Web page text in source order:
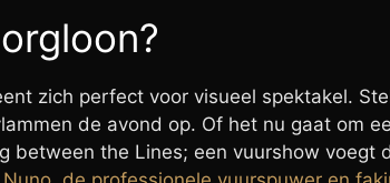
zich perfect voor visueel spektakel.
de avond op. Of het nu gaat om
between the Lines; een vuurshow